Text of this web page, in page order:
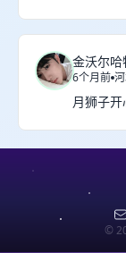
金沃尔哈
6个月前
月狮子开
©